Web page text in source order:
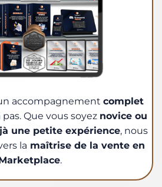
accompagnement complet
pas. Que vous soyez novice ou
une petite expérience, nous
la maîtrise de la vente en
.